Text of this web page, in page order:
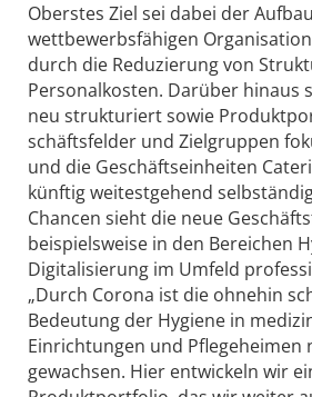
Oberstes Ziel sei dabei der
wettbewerbsfähigen
durch die Reduzierung von
Personalkosten. Darüber hinaus
neu strukturiert sowie
schäftsfelder und Zielgruppen
und die Geschäftseinheiten
künftig weitestgehend
Chancen sieht die neue
beispielsweise in den Bereichen
Digitalisierung im Umfeld
„Durch Corona ist die ohnehin
Bedeutung der Hygiene in
Einrichtungen und Pflegeheimen
gewachsen. Hier entwickeln wir